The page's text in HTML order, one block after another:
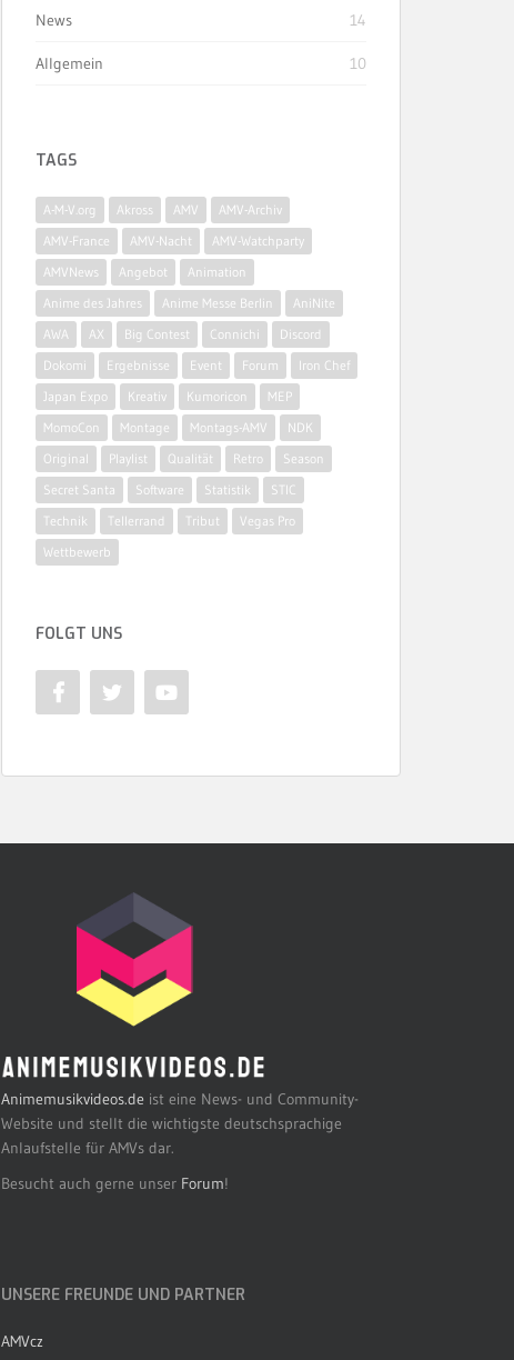
News 14
Allgemein 10
TAGS
A-M-V.org Akross AMV
AMV-Archiv
AMV-France
AMV-Nacht
AMV-Watchparty
AMVNews
Angebot
Animation
Anime des Jahres
Anime Messe Berlin
AniNite
AWA
AX Big Contest Connichi
Discord
Dokomi
Ergebnisse Event Forum
Iron Chef
Japan Expo
Kreativ Kumoricon
MEP
MomoCon
Montage Montags-AMV
NDK
Original
Playlist Qualität Retro
Season
Secret Santa
Software Statistik
STIC
Technik
Tellerrand Tribut
Vegas Pro
Wettbewerb
FOLGT UNS
Animemusikvideos.de ist eine News- und Community-
Website und stellt die wichtigste deutschsprachige
Anlaufstelle für AMVs dar.
Besucht auch gerne unser Forum!
UNSERE FREUNDE UND PARTNER
AMVcz